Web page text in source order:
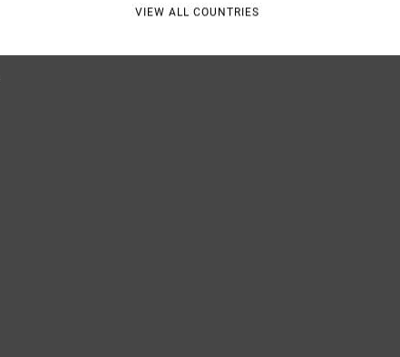
VIEW ALL COUNTRIES